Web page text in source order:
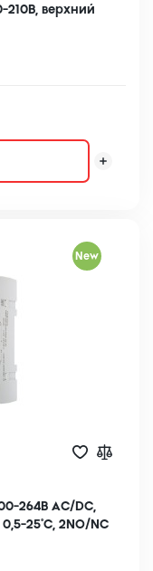
верхний
New
264В AC/DC,
25°С, 2NO/NC